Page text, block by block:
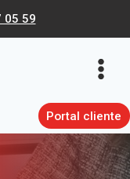
05 59
Portal cliente